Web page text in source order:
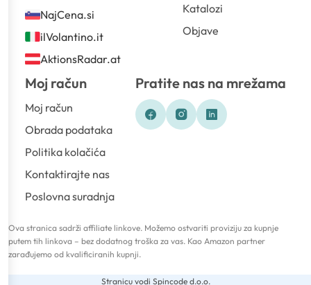
NajCena.si
ilVolantino.it
AktionsRadar.at
Katalozi
Objave
Moj račun
Moj račun
Obrada podataka
Politika kolačića
Kontaktirajte nas
Poslovna suradnja
Pratite nas na mrežama
Ova stranica sadrži affiliate linkove. Možemo ostvariti proviziju za kupnje
putem tih linkova – bez dodatnog troška za vas. Kao Amazon partner
zarađujemo od kvalificiranih kupnji.
Stranicu vodi Spincode d.o.o.